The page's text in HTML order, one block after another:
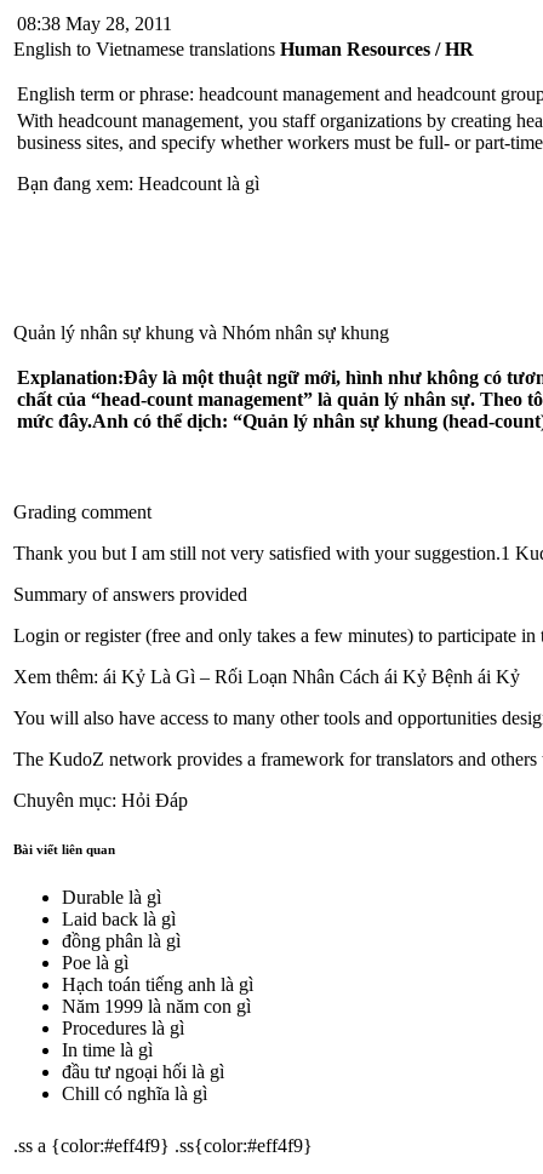
08:38 May 28, 2011
English to Vietnamese translations Human Resources / HR
English term or phrase: headcount management and headcount
With headcount management, you staff organizations by creating
business sites, and specify whether workers must be full- or part-
Bạn đang xem: Headcount là gì
Quản lý nhân sự khung và Nhóm nhân sự khung
Explanation:Đây là một thuật ngữ mới, hình như không có
chất của “head-count management” là quản lý nhân sự.
mức đây.Anh có thể dịch: “Quản lý nhân sự khung (head-
Grading comment
Thank you but I am still not very satisfied with your suggestion.1
Summary of answers provided
Login or register (free and only takes a few minutes) to participate in
Xem thêm: ái Kỷ Là Gì – Rối Loạn Nhân Cách ái Kỷ Bệnh ái Kỷ
You will also have access to many other tools and opportunities
The KudoZ network provides a framework for translators and
Chuyên mục: Hỏi Đáp
Bài viết liên quan
Durable là gì
Laid back là gì
đồng phân là gì
Poe là gì
Hạch toán tiếng anh là gì
Năm 1999 là năm con gì
Procedures là gì
In time là gì
đầu tư ngoại hối là gì
Chill có nghĩa là gì
.ss a {color:#eff4f9} .ss{color:#eff4f9}